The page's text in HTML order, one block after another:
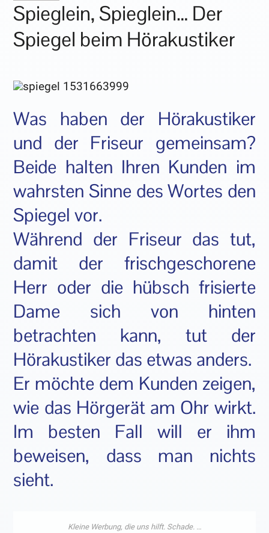
Spieglein, Spieglein… Der
Spiegel beim Hörakustiker
Was haben der Hörakustiker
und der Friseur gemeinsam?
Beide halten Ihren Kunden im
wahrsten Sinne des Wortes den
Spiegel vor.
Während der Friseur das tut,
damit der frischgeschorene
Herr oder die hübsch frisierte
Dame sich von hinten
betrachten kann, tut der
Hörakustiker das etwas anders.
Er möchte dem Kunden zeigen,
wie das Hörgerät am Ohr wirkt.
Im besten Fall will er ihm
beweisen, dass man nichts
sieht.